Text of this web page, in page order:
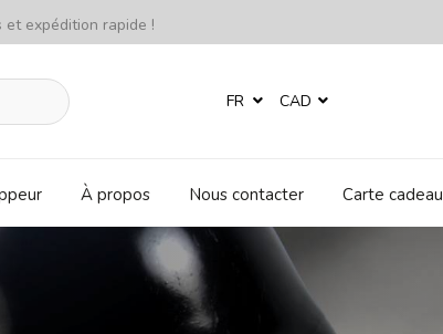
et expédition rapide !
FR CAD
À propos Nous contacter Carte cadeau